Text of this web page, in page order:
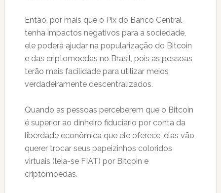
Então, por mais que o Pix do Banco Central
tenha impactos negativos para a sociedade,
ele poderá ajudar na popularização do Bitcoin
e das criptomoedas no Brasil, pois as pessoas
terão mais facilidade para utilizar meios
verdadeiramente descentralizados.
Quando as pessoas perceberem que o Bitcoin
é superior ao dinheiro fiduciário por conta da
liberdade econômica que ele oferece, elas vão
querer trocar seus papeizinhos coloridos
virtuais (leia-se FIAT) por Bitcoin e
criptomoedas.